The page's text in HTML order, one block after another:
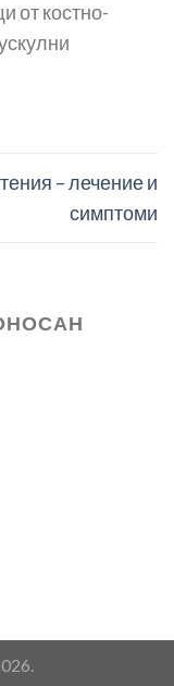
от костно-
– лечение и
симптоми